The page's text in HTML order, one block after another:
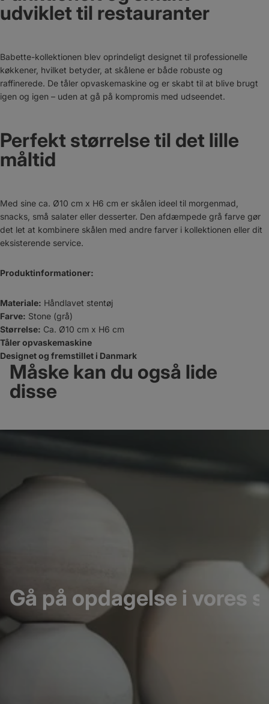
udviklet til restauranter
Babette-kollektionen blev oprindeligt designet til professionelle
køkkener, hvilket betyder, at skålene er både robuste og
raffinerede. De tåler opvaskemaskine og er skabt til at blive brugt
igen og igen – uden at gå på kompromis med udseendet.
Perfekt størrelse til det lille
måltid
Med sine ca. Ø10 cm x H6 cm er skålen ideel til morgenmad,
snacks, små salater eller desserter. Den afdæmpede grå farve gør
det let at kombinere skålen med andre farver i kollektionen eller dit
eksisterende service.
Produktinformationer:
Materiale: Håndlavet stentøj
Farve: Stone (grå)
Størrelse: Ca. Ø10 cm x H6 cm
Tåler opvaskemaskine
Designet og fremstillet i Danmark
Måske kan du også lide
disse
Gå på opdagelse i vores